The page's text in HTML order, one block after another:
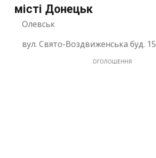
місті Донецьк
Олевськ
вул. Свято-Воздвиженська буд. 15
ОГОЛОШЕННЯ